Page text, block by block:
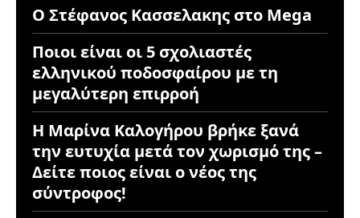
Ο Στέφανος Κασσελακης στο Mega
Ποιοι είναι οι 5 σχολιαστές
ελληνικού ποδοσφαίρου με τη
μεγαλύτερη επιρροή
Η Μαρίνα Καλογήρου βρήκε ξανά
την ευτυχία μετά τον χωρισμό της –
Δείτε ποιος είναι ο νέος της
σύντροφος!